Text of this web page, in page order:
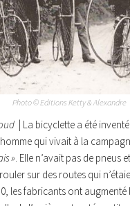
Photo © Editions Ketty & Alexandre
| La bicyclette a été
qui vivait à la
». Elle n’avait pas de pneus
sur des routes qui
les fabricants ont